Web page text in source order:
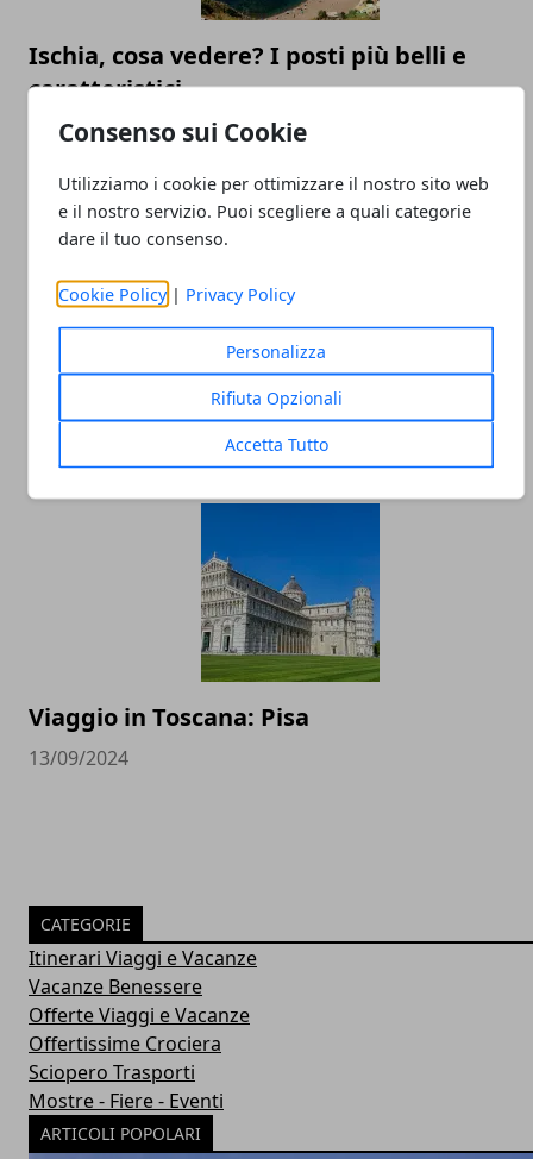
Consenso sui Cookie
Utilizziamo i cookie per ottimizzare il nostro sito web
e il nostro servizio. Puoi scegliere a quali categorie
dare il tuo consenso.
Cookie Policy | Privacy Policy
Personalizza
Rifiuta Opzionali
Accetta Tutto
Ischia, cosa vedere? I posti più belli e
caratteristici
13/06/2025
Itinerario di Tre Giorni a Firenze: Musei,
Locali e Ristoranti da Non Perdere
29/10/2024
Viaggio in Toscana: Pisa
13/09/2024
CATEGORIE
Itinerari Viaggi e Vacanze
Vacanze Benessere
Offerte Viaggi e Vacanze
Offertissime Crociera
Sciopero Trasporti
Mostre - Fiere - Eventi
ARTICOLI POPOLARI